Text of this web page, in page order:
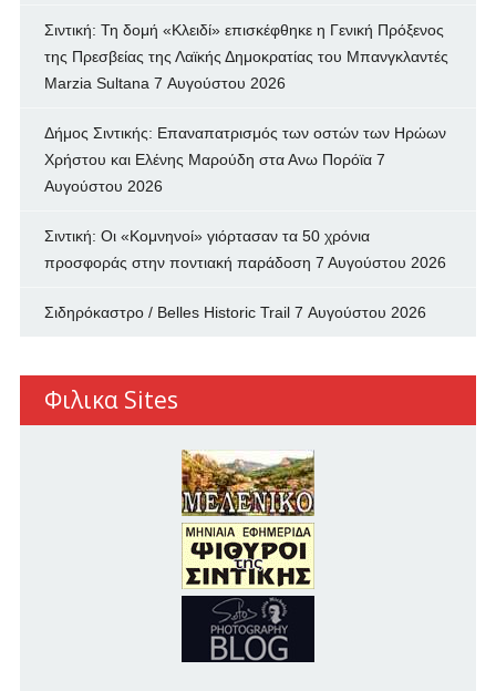
Σιντική: Τη δομή «Κλειδί» επισκέφθηκε η Γενική Πρόξενος
της Πρεσβείας της Λαϊκής Δημοκρατίας του Μπανγκλαντές
Marzia Sultana 7 Αυγούστου 2026
Δήμος Σιντικής: Επαναπατρισμός των oστών των Ηρώων
Χρήστου και Ελένης Μαρούδη στα Ανω Πορόϊα 7
Αυγούστου 2026
Σιντική: Οι «Κομνηνοί» γιόρτασαν τα 50 χρόνια
προσφοράς στην ποντιακή παράδοση 7 Αυγούστου 2026
Σιδηρόκαστρο / Belles Historic Trail 7 Αυγούστου 2026
Φιλικα Sites